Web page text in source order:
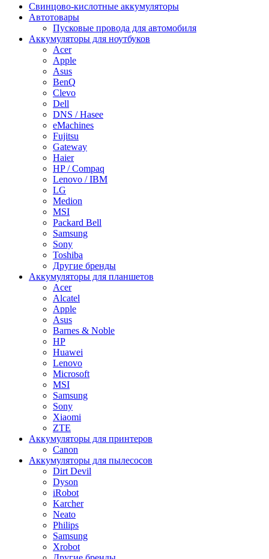
Cвинцово-кислотные аккумуляторы
Автотовары
Пусковые провода для автомобиля
Аккумуляторы для ноутбуков
Acer
Apple
Asus
BenQ
Clevo
Dell
DNS / Hasee
eMachines
Fujitsu
Gateway
Haier
HP / Compaq
Lenovo / IBM
LG
Medion
MSI
Packard Bell
Samsung
Sony
Toshiba
Другие бренды
Аккумуляторы для планшетов
Acer
Alcatel
Apple
Asus
Barnes & Noble
HP
Huawei
Lenovo
Microsoft
MSI
Samsung
Sony
Xiaomi
ZTE
Аккумуляторы для принтеров
Canon
Аккумуляторы для пылесосов
Dirt Devil
Dyson
iRobot
Karcher
Neato
Philips
Samsung
Xrobot